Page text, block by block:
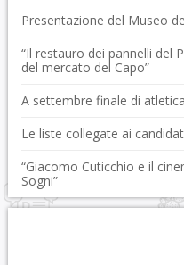
Presentazione del Museo
“Il restauro dei pannelli del
del mercato del Capo”
A settembre finale di
Le liste collegate ai
“Giacomo Cuticchio e il
Sogni”